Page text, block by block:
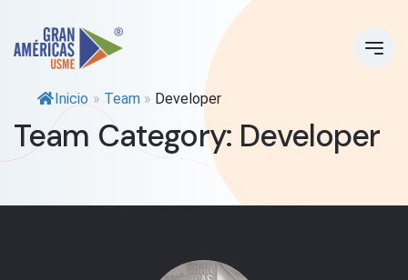
Inicio » Team » Developer
Team Category: Developer